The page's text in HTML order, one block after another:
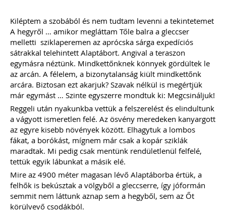
vásárokon történő
részvételének
adózási kérdései
A vásárokon és a piacokon
folytatott kereskedelmi
tevékenységek egyik kiemelt
időszaka a nyári szezon, amikor
szabadtéren is megrendezésre
kerülhetnek a különféle – gyakran
tematikus – vásárok. Írásunk
fókuszába azt az esetkört helyezzük,
amikor egy külföldi termelő,
gazdálkodó szeretné áruját belföldön
értékesíteni. Megvizsgáljuk, hogy
ehhez az érintett személynek milyen
feltételeknek kell eleget tennie, illetve
[…]
Kiléptem a szobából és nem tudtam levenni a tekintetemet
A hegyről … amikor megláttam Tőle balra a gleccser
melletti sziklaperemen az aprócska sárga expedíciós
sátrakkal telehintett Alaptábort. Angival a teraszon
egymásra néztünk. Mindkettőnknek könnyek gördültek le
az arcán. A félelem, a bizonytalanság kiült mindkettőnk
arcára. Biztosan ezt akarjuk? Szavak nélkül is megértjük
már egymást … Szinte egyszerre mondtuk ki: Megcsináljuk!
Reggeli után nyakunkba vettük a felszerelést és elindultunk
a vágyott ismeretlen felé. Az ösvény meredeken kanyargott
az egyre kisebb növények között. Elhagytuk a lombos
fákat, a borókást, mígnem már csak a kopár sziklák
maradtak. Mi pedig csak mentünk rendületlenül felfelé,
tettük egyik lábunkat a másik elé.
Mire az 4900 méter magasan lévő Alaptáborba értük, a
felhők is bekúsztak a völgyből a gleccserre, így jóformán
semmit nem láttunk aznap sem a hegyből, sem az Őt
körülvevő csodákból.